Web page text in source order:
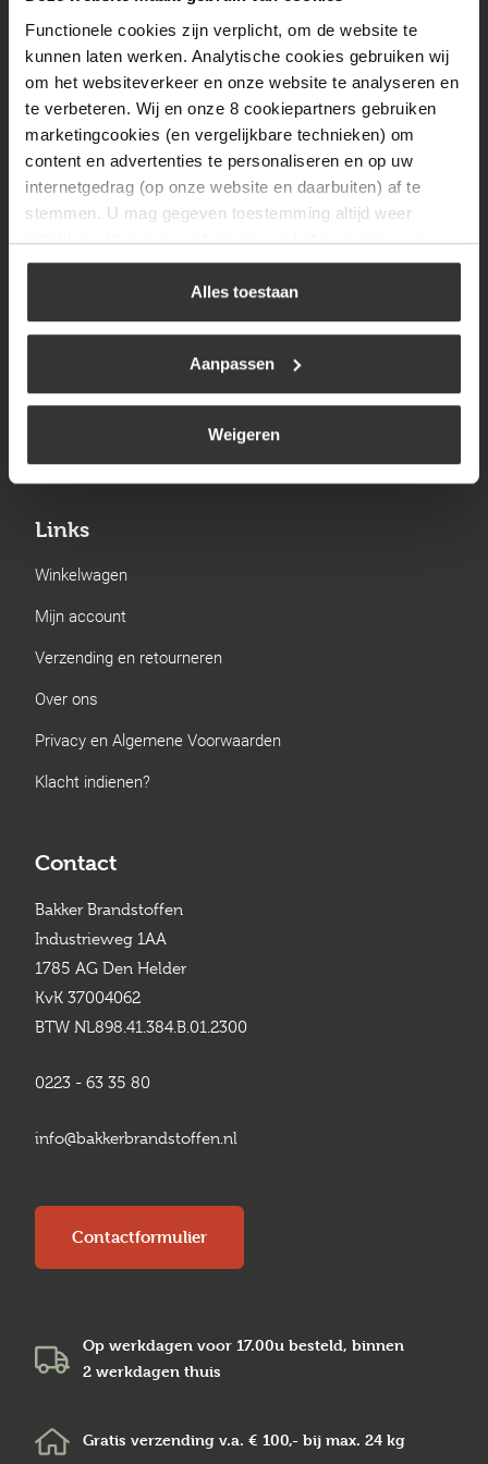
Functionele cookies zijn verplicht, om de website te
kunnen laten werken. Analytische cookies gebruiken wij
om het websiteverkeer en onze website te analyseren en
te verbeteren. Wij en onze 8 cookiepartners gebruiken
marketingcookies (en vergelijkbare technieken) om
content en advertenties te personaliseren en op uw
internetgedrag (op onze website en daarbuiten) af te
stemmen. U mag gegeven toestemming altijd weer
intrekken. Voor meer informatie en het aanpassen van
uw keuze op onze website verwijzen wij u naar ons
Alles toestaan
Aanpassen
Weigeren
Woensdag
08:00 tot 17:00
Donderdag
08:00 tot 17:00
Vrijdag
08:00 tot 17:00
Zaterdag
09:30 tot 12:00
Zondag
Gesloten
Navigatie
Brandstoffen
Verwarming
Links
Winkelwagen
Mijn account
Verzending en retourneren
Over ons
Privacy en Algemene Voorwaarden
Klacht indienen?
Contact
Bakker Brandstoffen
Industrieweg 1AA
1785 AG Den Helder
KvK 37004062
BTW NL898.41.384.B.01.2300
0223 - 63 35 80
info@bakkerbrandstoffen.nl
Contactformulier
Op werkdagen voor 17.00u besteld, binnen
2 werkdagen thuis
Gratis verzending v.a. € 100,- bij max. 24 kg